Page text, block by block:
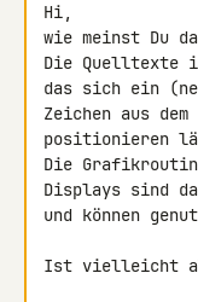
Hi,
wie meinst Du
Die Quelltexte
das sich ein
Zeichen aus
positionieren
Die
Displays sind
und können
Ist vielleicht